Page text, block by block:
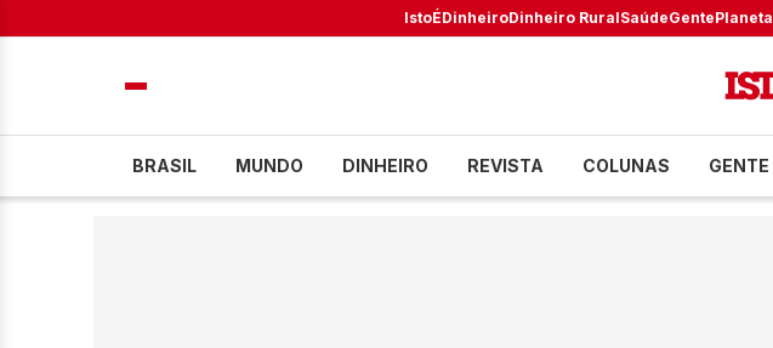
IstoÉDinheiroDinheiro RuralSaúdeGentePlaneta
BRASIL MUNDO DINHEIRO REVISTA COLUNAS GENTE